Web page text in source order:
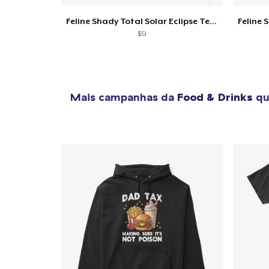
Feline Shady Total Solar Eclipse Texas
$51
Mais campanhas da Food & Drinks